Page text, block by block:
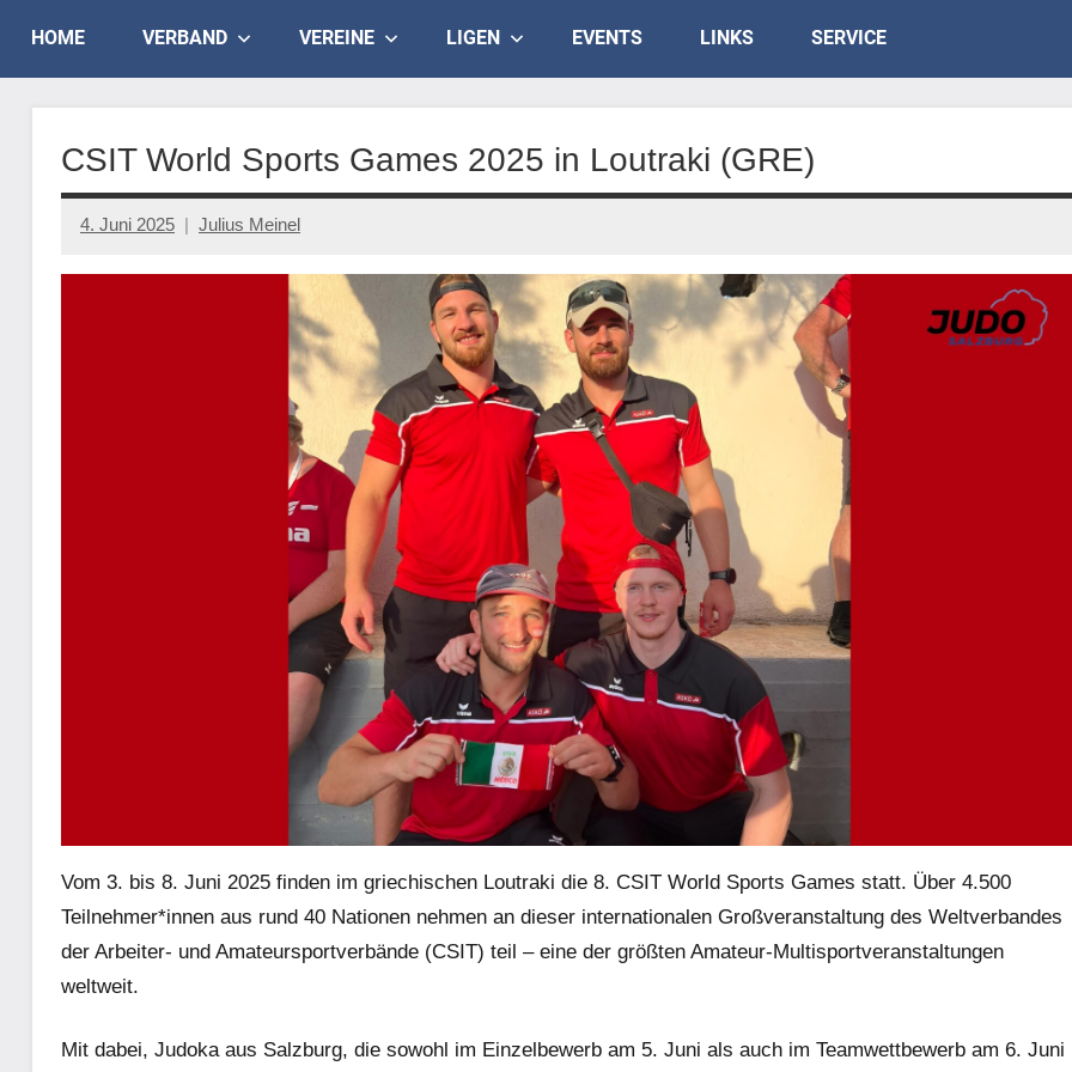
content
Judo
Landesverband
Salzburg
HOME VERBAND VEREINE LIGEN EVENTS LINKS SERVICE
CSIT World Sports Games 2025 in Loutraki (GRE)
4. Juni 2025 Julius Meinel
Vom 3. bis 8. Juni 2025 finden im griechischen Loutraki die 8. CSIT World Sports Games statt. Über 4.500
Teilnehmer*innen aus rund 40 Nationen nehmen an dieser internationalen Großveranstaltung des Weltverbandes
der Arbeiter- und Amateursportverbände (CSIT) teil – eine der größten Amateur-Multisportveranstaltungen
weltweit.
Mit dabei, Judoka aus Salzburg, die sowohl im Einzelbewerb am 5. Juni als auch im Teamwettbewerb am 6. Juni